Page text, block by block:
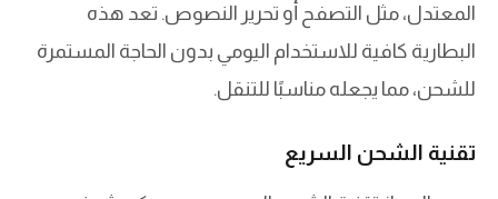
المعتدل، مثل التصفح أو تحرير النصوص. تعد هذه
البطارية كافية للاستخدام اليومي بدون الحاجة المستمرة
للشحن، مما يجعله مناسبًا للتنقل.
تقنية الشحن السريع